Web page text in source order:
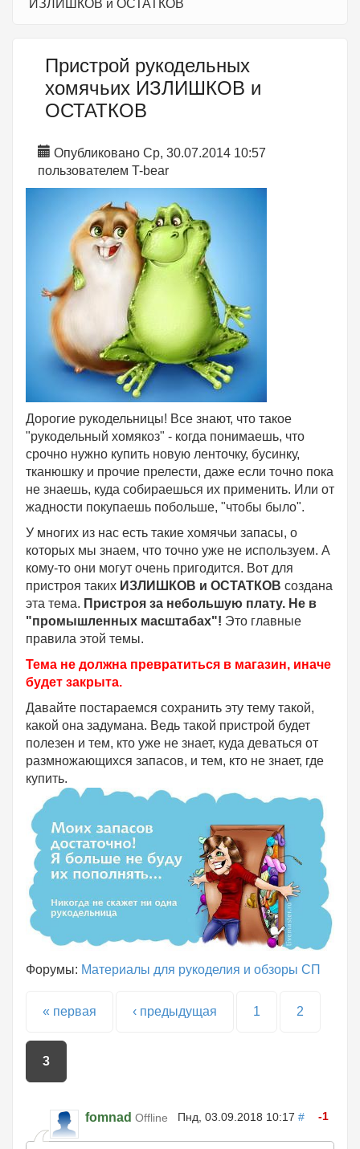
ИЗЛИШКОВ и ОСТАТКОВ
Пристрой рукодельных
хомячьих ИЗЛИШКОВ и
ОСТАТКОВ
Опубликовано Ср, 30.07.2014 10:57
пользователем T-bear
Дорогие рукодельницы! Все знают, что такое
"рукодельный хомякоз" - когда понимаешь, что
срочно нужно купить новую ленточку, бусинку,
тканюшку и прочие прелести, даже если точно пока
не знаешь, куда собираешься их применить. Или от
жадности покупаешь побольше, "чтобы было".
У многих из нас есть такие хомячьи запасы, о
которых мы знаем, что точно уже не используем. А
кому-то они могут очень пригодится. Вот для
пристроя таких ИЗЛИШКОВ и ОСТАТКОВ создана
эта тема. Пристроя за небольшую плату. Не в
"промышленных масштабах"! Это главные
правила этой темы.
Тема не должна превратиться в магазин, иначе
будет закрыта.
Давайте постараемся сохранить эту тему такой,
какой она задумана. Ведь такой пристрой будет
полезен и тем, кто уже не знает, куда деваться от
размножающихся запасов, и тем, кто не знает, где
купить.
Форумы: Материалы для рукоделия и обзоры СП
Страницы
« первая ‹ предыдущая 1 2
3
fomnad Offline Пнд, 03.09.2018 10:17 # -1